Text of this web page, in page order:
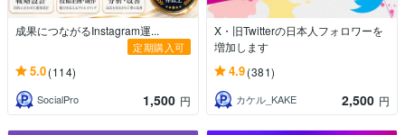
成果につながるInstagram運...
定期購入可
5.0(114)
SocialPro 1,500 円
X・旧Twitterの日本人フォロワーを
増加します
4.9(381)
カケル_KAKE 2,500 円